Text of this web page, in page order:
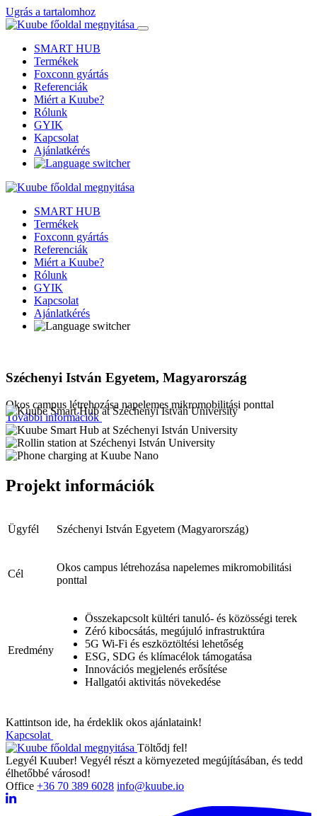
Ugrás a tartalomhoz
SMART HUB
Termékek
Foxconn gyártás
Referenciák
Miért a Kuube?
Rólunk
GYIK
Kapcsolat
Ajánlatkérés
SMART HUB
Termékek
Foxconn gyártás
Referenciák
Miért a Kuube?
Rólunk
GYIK
Kapcsolat
Ajánlatkérés
Széchenyi István Egyetem, Magyarország
Okos campus létrehozása napelemes mikromobilitási ponttal
További információk
Projekt információk
Ügyfél Széchenyi István Egyetem (Magyarország)
Cél
Okos campus létrehozása napelemes mikromobilitási
ponttal
Eredmény
Összekapcsolt kültéri tanuló- és közösségi terek
Zéró kibocsátás, megújuló infrastruktúra
5G Wi-Fi és eszköztöltési lehetőség
ESG, SDG és klímacélok támogatása
Innovációs megjelenés erősítése
Hallgatói aktivitás növekedése
Kattintson ide, ha érdeklik okos ajánlataink!
Kapcsolat
Töltődj fel!
Legyél Kuuber! Vegyél részt a környezeted megújításában, és tedd
élhetőbbé városod!
Office +36 70 389 6028 info@kuube.io